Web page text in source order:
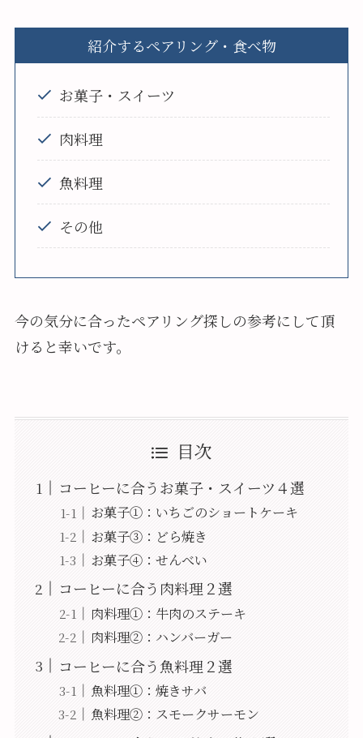
紹介するペアリング・食べ物
お菓子・スイーツ
肉料理
魚料理
その他
今の気分に合ったペアリング探しの参考にして頂
けると幸いです。
目次
コーヒーに合うお菓子・スイーツ４選
お菓子①：いちごのショートケーキ
お菓子③：どら焼き
お菓子④：せんべい
コーヒーに合う肉料理２選
肉料理①：牛肉のステーキ
肉料理②：ハンバーガー
コーヒーに合う魚料理２選
魚料理①：焼きサバ
魚料理②：スモークサーモン